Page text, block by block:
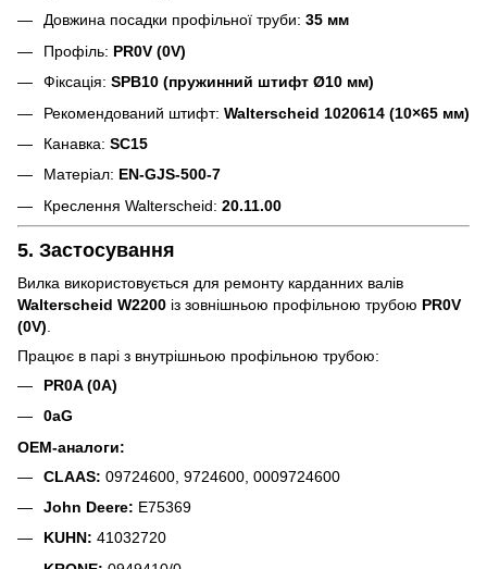
Довжина посадки профільної труби: 35 мм
Профіль: PR0V (0V)
Фіксація: SPB10 (пружинний штифт Ø10 мм)
Рекомендований штифт: Walterscheid 1020614 (10×65 мм)
Канавка: SC15
Матеріал: EN-GJS-500-7
Креслення Walterscheid: 20.11.00
5. Застосування
Вилка використовується для ремонту карданних валів
Walterscheid W2200 із зовнішньою профільною трубою PR0V
(0V)
Працює в парі з внутрішньою профільною трубою:
PR0A (0A)
0aG
OEM-аналоги:
CLAAS: 09724600, 9724600, 0009724600
John Deere: E75369
KUHN: 41032720